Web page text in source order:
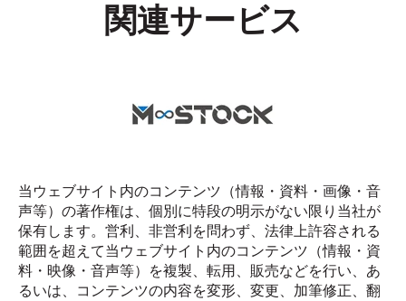
関連サービス
当ウェブサイト内のコンテンツ（情報・資料・画像・音
声等）の著作権は、個別に特段の明示がない限り当社が
保有します。営利、非営利を問わず、法律上許容される
範囲を超えて当ウェブサイト内のコンテンツ（情報・資
料・映像・音声等）を複製、転用、販売などを行い、あ
るいは、コンテンツの内容を変形、変更、加筆修正、翻